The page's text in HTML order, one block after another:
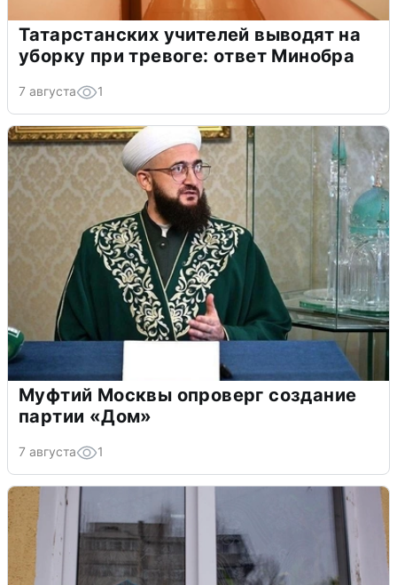
Татарстанских учителей выводят на
уборку при тревоге: ответ Минобра
7 августа 1
Муфтий Москвы опроверг создание
партии «Дом»
7 августа 1